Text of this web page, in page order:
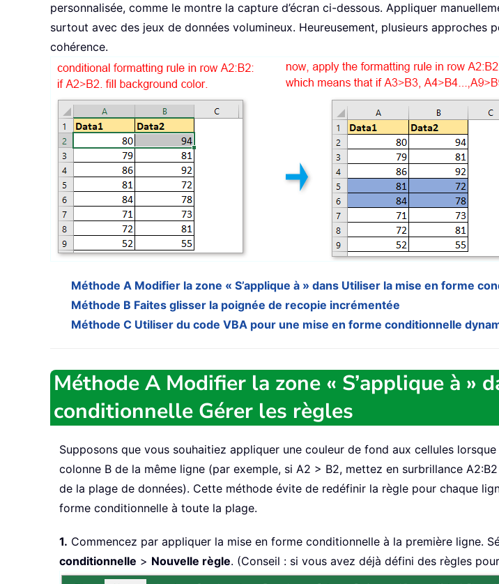
personnalisée, comme le montre la capture d’écran ci-dessous. Appliquer
surtout avec des jeux de données volumineux. Heureusement, plusieurs
cohérence.
Méthode A Modifier la zone « S’applique à » dans Utiliser la mise en forme
Méthode B Faites glisser la poignée de recopie incrémentée
Méthode C Utiliser du code VBA pour une mise en forme conditionnelle
Méthode A Modifier la zone « S’applique à »
conditionnelle Gérer les règles
Supposons que vous souhaitiez appliquer une couleur de fond aux cellules
colonne B de la même ligne (par exemple, si A2 > B2, mettez en surbrillance
de la plage de données). Cette méthode évite de redéfinir la règle pour chaque
forme conditionnelle à toute la plage.
1. Commencez par appliquer la mise en forme conditionnelle à la première ligne.
conditionnelle > Nouvelle règle. (Conseil : si vous avez déjà défini des règles